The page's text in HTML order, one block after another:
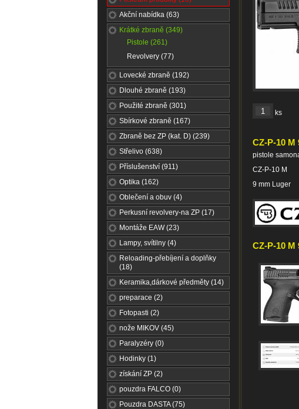
Akční nabídka (63)
Krátké zbraně (349)
Pistole (261)
Revolvery (77)
Lovecké zbraně (192)
Dlouhé zbraně (193)
Použité zbraně (301)
Sbírkové zbraně (167)
Zbraně bez ZP (kat. D) (239)
Střelivo (638)
Příslušenství (911)
Optika (162)
Oblečení a obuv (4)
Perkusní revolvery-na ZP (17)
Montáže EAW (23)
Lampy, svítilny (4)
Reloading-přebíjení a doplňky
(18)
Keramika,dárkové předměty (14)
preparace (2)
Fotopasti (2)
nože MIKOV (45)
Paralyzéry (0)
Hodinky (1)
získání ZP (2)
pouzdra FALCO (0)
Pouzdra DASTA (75)
ks
CZ-P-10 M
pistole
CZ-P-10 M
9 mm Luger
CZ-P-10